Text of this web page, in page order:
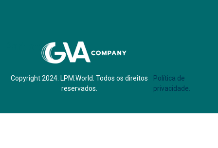
Copyright 2024. LPM.World. Todos os direitos
reservados.
Política de
privacidade.